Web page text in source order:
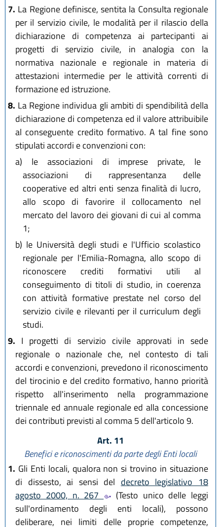
7. La Regione definisce, sentita la Consulta regionale
per il servizio civile, le modalità per il rilascio della
dichiarazione di competenza ai partecipanti ai
progetti di servizio civile, in analogia con la
normativa nazionale e regionale in materia di
attestazioni intermedie per le attività correnti di
formazione ed istruzione.
8. La Regione individua gli ambiti di spendibilità della
dichiarazione di competenza ed il valore attribuibile
al conseguente credito formativo. A tal fine sono
stipulati accordi e convenzioni con:
a) le associazioni di imprese private, le
associazioni di rappresentanza delle
cooperative ed altri enti senza finalità di lucro,
allo scopo di favorire il collocamento nel
mercato del lavoro dei giovani di cui al comma
1;
b) le Università degli studi e l'Ufficio scolastico
regionale per l'Emilia-Romagna, allo scopo di
riconoscere crediti formativi utili al
conseguimento di titoli di studio, in coerenza
con attività formative prestate nel corso del
servizio civile e rilevanti per il curriculum degli
studi.
9. I progetti di servizio civile approvati in sede
regionale o nazionale che, nel contesto di tali
accordi e convenzioni, prevedono il riconoscimento
del tirocinio e del credito formativo, hanno priorità
rispetto all'inserimento nella programmazione
triennale ed annuale regionale ed alla concessione
dei contributi previsti al comma 5 dell'articolo 9.
Art. 11
Benefici e riconoscimenti da parte degli Enti locali
1. Gli Enti locali, qualora non si trovino in situazione
di dissesto, ai sensi del decreto legislativo 18
agosto 2000, n. 267
(Testo unico delle leggi
sull'ordinamento degli enti locali), possono
deliberare, nei limiti delle proprie competenze,